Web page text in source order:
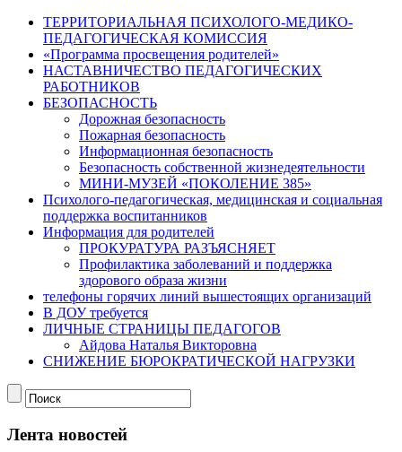
ТЕРРИТОРИАЛЬНАЯ ПСИХОЛОГО-МЕДИКО-
ПЕДАГОГИЧЕСКАЯ КОМИССИЯ
«Программа просвещения родителей»
НАСТАВНИЧЕСТВО ПЕДАГОГИЧЕСКИХ
РАБОТНИКОВ
БЕЗОПАСНОСТЬ
Дорожная безопасность
Пожарная безопасность
Информационная безопасность
Безопасность собственной жизнедеятельности
МИНИ-МУЗЕЙ «ПОКОЛЕНИЕ 385»
Психолого-педагогическая, медицинская и социальная
поддержка воспитанников
Информация для родителей
ПРОКУРАТУРА РАЗЪЯСНЯЕТ
Профилактика заболеваний и поддержка
здорового образа жизни
телефоны горячих линий вышестоящих организаций
В ДОУ требуется
ЛИЧНЫЕ СТРАНИЦЫ ПЕДАГОГОВ
Айдова Наталья Викторовна
СНИЖЕНИЕ БЮРОКРАТИЧЕСКОЙ НАГРУЗКИ
Лента новостей